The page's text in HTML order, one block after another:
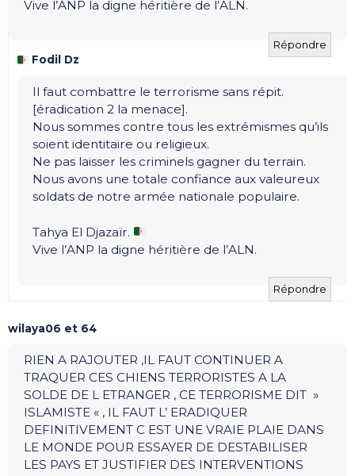
Vive l’ANP la digne héritière de l’ALN.
Répondre
Fodil Dz
Il faut combattre le terrorisme sans répit.
[éradication 2 la menace].
Nous sommes contre tous les extrémismes qu’ils
soient identitaire ou religieux.
Ne pas laisser les criminels gagner du terrain.
Nous avons une totale confiance aux valeureux
soldats de notre armée nationale populaire.
Tahya El Djazaïr.
Vive l’ANP la digne héritière de l’ALN.
Répondre
wilaya06 et 64
RIEN A RAJOUTER ,IL FAUT CONTINUER A
TRAQUER CES CHIENS TERRORISTES A LA
SOLDE DE L ETRANGER , CE TERRORISME DIT »
ISLAMISTE « , IL FAUT L’ ERADIQUER
DEFINITIVEMENT C EST UNE VRAIE PLAIE DANS
LE MONDE POUR ESSAYER DE DESTABILISER
LES PAYS ET JUSTIFIER DES INTERVENTIONS